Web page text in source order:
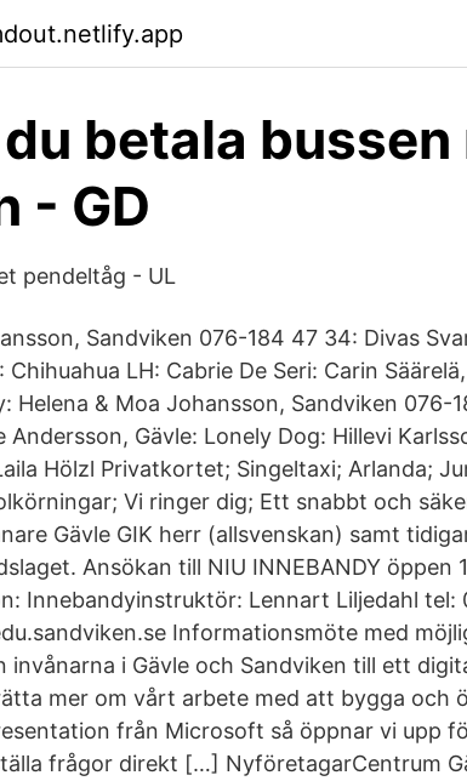
betala bussen
- GD
pendeltåg - UL
Sandviken 076-184 47 34: Divas
Chihuahua LH: Cabrie De Seri: Carin
Helena & Moa Johansson, Sandviken 076-
Andersson, Gävle: Lonely Dog: Hillevi
Hölzl Privatkortet; Singeltaxi; Arlanda;
Vi ringer dig; Ett snabbt och
Gävle GIK herr (allsvenskan) samt
Ansökan till NIU INNEBANDY öppen
Innebandyinstruktör: Lennart Liljedahl tel:
Informationsmöte med
invånarna i Gävle och Sandviken till ett
mer om vårt arbete med att bygga och
från Microsoft så öppnar vi upp
frågor direkt […] NyföretagarCentrum